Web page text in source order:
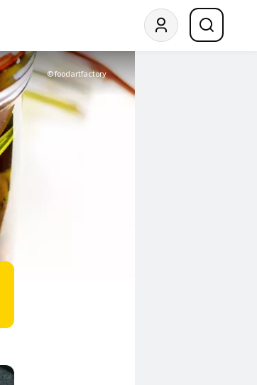
© foodartfactory